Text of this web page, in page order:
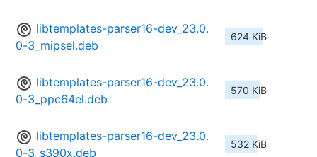
libtemplates-parser16-dev_23.0.
0-3_mipsel.deb
624 KiB
libtemplates-parser16-dev_23.0.
0-3_ppc64el.deb
570 KiB
libtemplates-parser16-dev_23.0.
0-3_s390x.deb
532 KiB